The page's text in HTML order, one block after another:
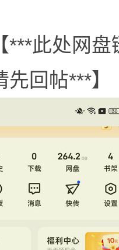
***此处网
回帖***】